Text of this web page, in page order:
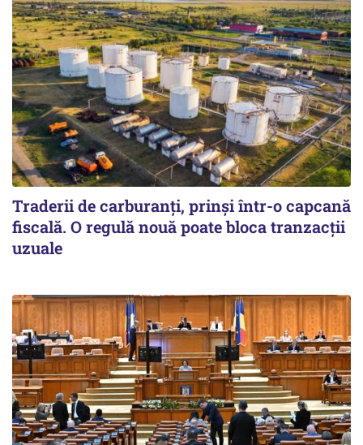
Traderii de carburanți, prinși într-o capcană
fiscală. O regulă nouă poate bloca tranzacții
uzuale